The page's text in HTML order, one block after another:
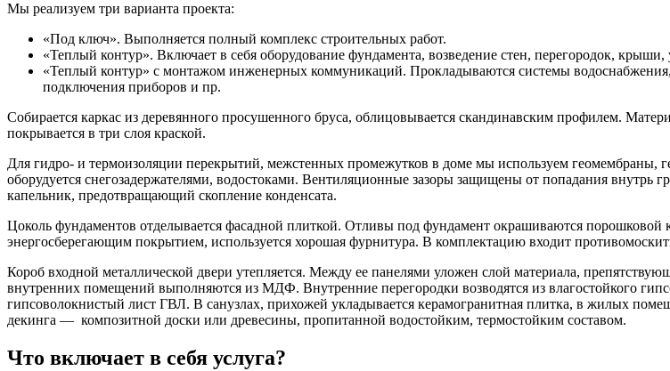
Мы реализуем три варианта проекта:
«Под ключ». Выполняется полный комплекс строительных работ.
«Теплый контур». Включает в себя оборудование фундамента, возведение стен, перегородок,
«Теплый контур» с монтажом инженерных коммуникаций. Прокладываются системы
подключения приборов и пр.
Собирается каркас из деревянного просушенного бруса, облицовывается скандинавским профилем.
покрывается в три слоя краской.
Для гидро- и термоизоляции перекрытий, межстенных промежутков в доме мы используем геомембраны,
оборудуется снегозадержателями, водостоками. Вентиляционные зазоры защищены от попадания внутрь
капельник, предотвращающий скопление конденсата.
Цоколь фундаментов отделывается фасадной плиткой. Отливы под фундамент окрашиваются
энергосберегающим покрытием, используется хорошая фурнитура. В комплектацию входит
Короб входной металлической двери утепляется. Между ее панелями уложен слой материала,
внутренних помещений выполняются из МДФ. Внутренние перегородки возводятся из влагостойкого
гипсоволокнистый лист ГВЛ. В санузлах, прихожей укладывается керамогранитная плитка, в жилых
декинга — композитной доски или древесины, пропитанной водостойким, термостойким составом.
Что включает в себя услуга?